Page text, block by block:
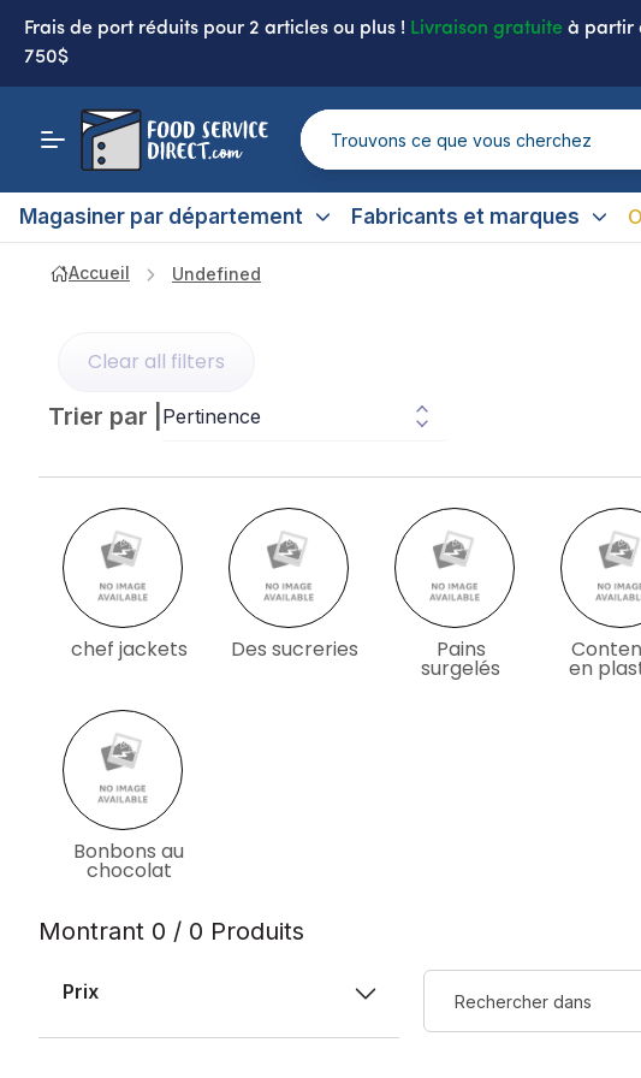
Frais de port réduits pour 2 articles ou plus ! Livraison gratuite à partir
750$
Magasiner par département Fabricants et marques
Accueil Undefined
Clear all filters
Trier par
chef jackets Des sucreries Pains
surgelés en
Bonbons au
chocolat
Montrant 0 / 0 Produits
Prix